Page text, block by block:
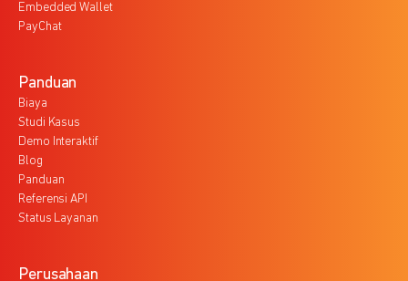
Embedded Wallet
PayChat
Panduan
Biaya
Studi Kasus
Demo Interaktif
Blog
Panduan
Referensi API
Status Layanan
Perusahaan